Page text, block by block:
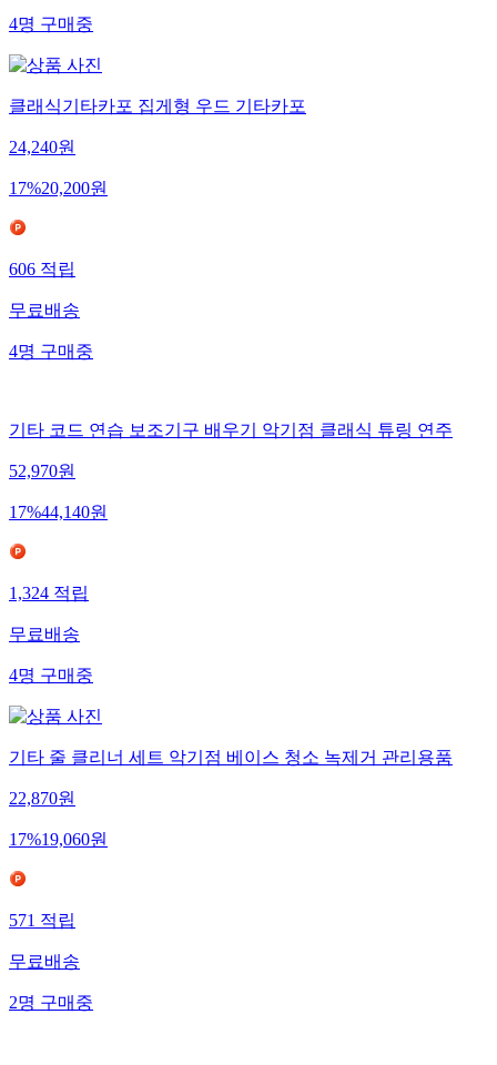
4명구매중
클래식기타카포 집게형 우드 기타카포
24,240원
17%20,200원
606적립
무료배송
4명구매중
기타 코드 연습 보조기구 배우기 악기점 클래식 튜링 연주
52,970원
17%44,140원
1,324적립
무료배송
4명구매중
기타 줄 클리너 세트 악기점 베이스 청소 녹제거 관리용품
22,870원
17%19,060원
571적립
무료배송
2명구매중